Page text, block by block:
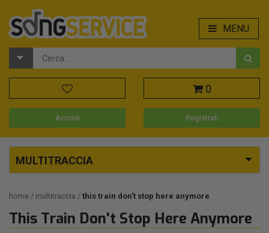
MENU
0
Accedi Registrati
MULTITRACCIA
home multitraccia this train don't stop here anymore
This Train Don't Stop Here Anymore